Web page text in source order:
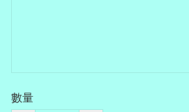
數量